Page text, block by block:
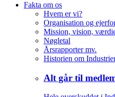
Fakta om os
Hvem er vi?
Organisation og
Mission, vision,
Nøgletal
Årsrapporter mv.
Historien om
Alt går til